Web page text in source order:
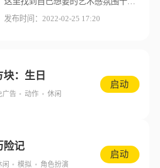
版本，闪玩游戏盒子为了让玩家能够
发布时间：2022-02-25 17:20
块：生日
广告 动作 休闲
启动
险记
闲 模拟 角色扮演
启动